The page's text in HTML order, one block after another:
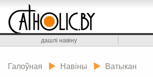
дашлі навіну
Галоўная Навіны Ватыкан